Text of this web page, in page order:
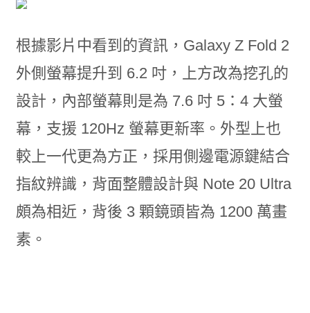
根據影片中看到的資訊，Galaxy Z Fold 2
外側螢幕提升到 6.2 吋，上方改為挖孔的
設計，內部螢幕則是為 7.6 吋 5：4 大螢
幕，支援 120Hz 螢幕更新率。外型上也
較上一代更為方正，採用側邊電源鍵結合
指紋辨識，背面整體設計與 Note 20 Ultra
頗為相近，背後 3 顆鏡頭皆為 1200 萬畫
素。